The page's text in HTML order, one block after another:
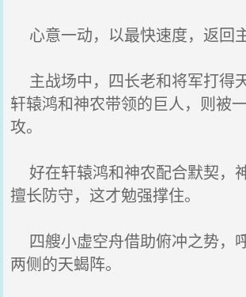
心意一动，以最快速度，返回主
主战场中，四长老和将军打得
轩辕鸿和神农带领的巨人，则被
攻。
好在轩辕鸿和神农配合默契，
擅长防守，这才勉强撑住。
四艘小虚空舟借助俯冲之势，
两侧的天蝎阵。